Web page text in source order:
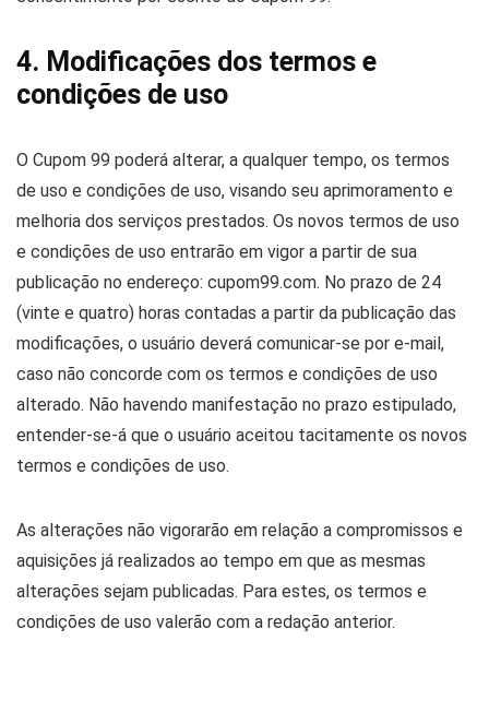
4. Modificações dos termos e
condições de uso
O Cupom 99 poderá alterar, a qualquer tempo, os termos
de uso e condições de uso, visando seu aprimoramento e
melhoria dos serviços prestados. Os novos termos de uso
e condições de uso entrarão em vigor a partir de sua
publicação no endereço: cupom99.com. No prazo de 24
(vinte e quatro) horas contadas a partir da publicação das
modificações, o usuário deverá comunicar-se por e-mail,
caso não concorde com os termos e condições de uso
alterado. Não havendo manifestação no prazo estipulado,
entender-se-á que o usuário aceitou tacitamente os novos
termos e condições de uso.
As alterações não vigorarão em relação a compromissos e
aquisições já realizados ao tempo em que as mesmas
alterações sejam publicadas. Para estes, os termos e
condições de uso valerão com a redação anterior.